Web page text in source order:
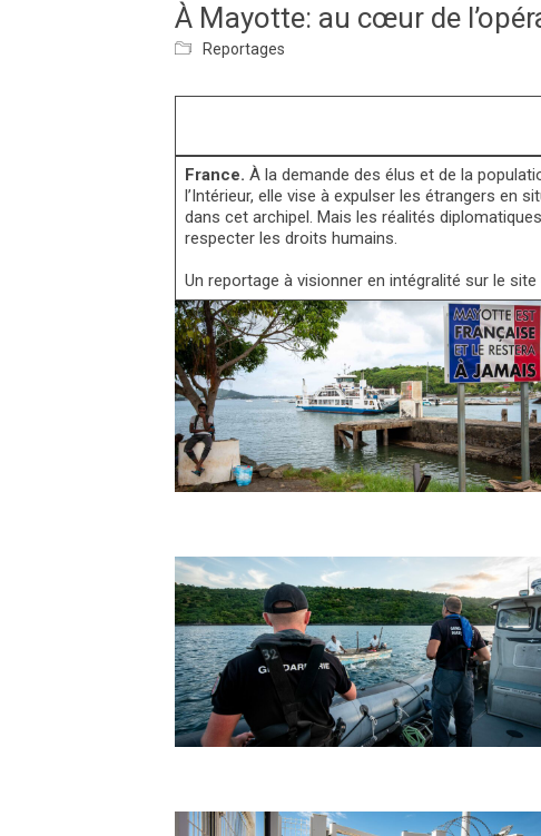
À Mayotte: au cœur de
Reportages
France. À la demande des élus et de la
l’Intérieur, elle vise à expulser les étrangers en
dans cet archipel. Mais les réalités
respecter les droits humains.
Un reportage à visionner en intégralité sur le site